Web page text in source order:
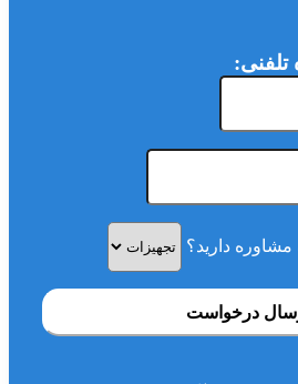
مشاوره دارید؟
درخواست